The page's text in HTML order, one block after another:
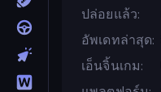
ปล่อยแล้ว
อัพเดทล่าสุด
เอ็นจิ้นเกม